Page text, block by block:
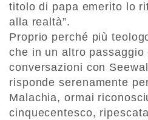
titolo di papa emerito lo
alla realtà”.
Proprio perché più
che in un altro passaggio
conversazioni con
risponde serenamente
Malachia, ormai
cinquecentesco,